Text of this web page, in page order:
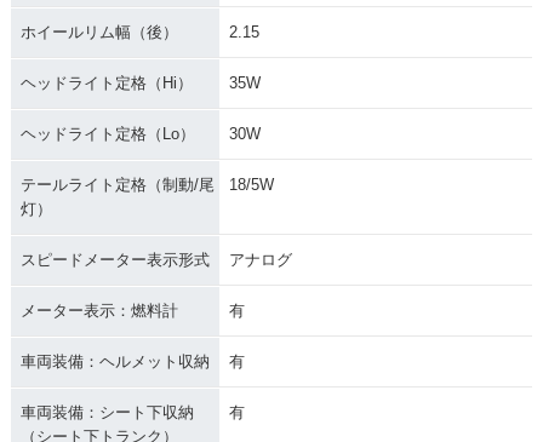
ホイールリム幅（後） 2.15
ヘッドライト定格（Hi） 35W
ヘッドライト定格（Lo） 30W
テールライト定格（制動/尾
灯）
18/5W
スピードメーター表示形式 アナログ
メーター表示：燃料計 有
車両装備：ヘルメット収納 有
車両装備：シート下収納
（シート下トランク）
有